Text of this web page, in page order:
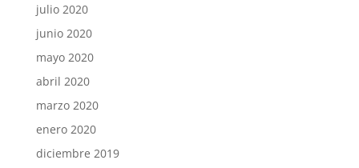
julio 2020
junio 2020
mayo 2020
abril 2020
marzo 2020
enero 2020
diciembre 2019